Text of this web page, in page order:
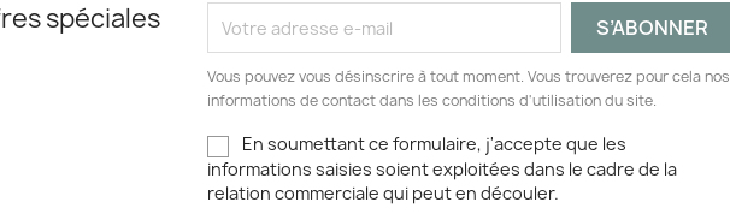
spéciales
Vous pouvez vous désinscrire à tout moment. Vous trouverez pour cela nos
informations de contact dans les conditions d'utilisation du site.
En soumettant ce formulaire, j'accepte que les
informations saisies soient exploitées dans le cadre de la
relation commerciale qui peut en découler.